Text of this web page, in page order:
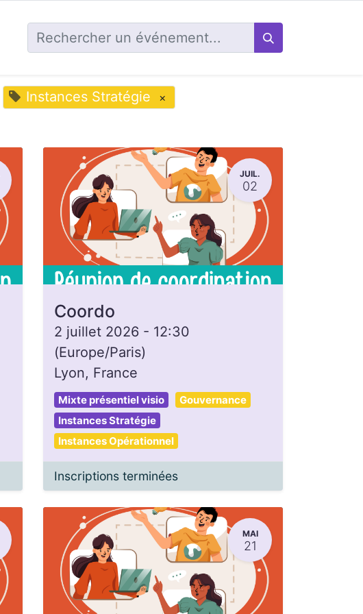
Instances Stratégie ×
JUIL.
02
Coordo
2 juillet 2026 - 12:30
(Europe/Paris)
Lyon, France
Mixte présentiel visio
Gouvernance
Instances Stratégie
Instances Opérationnel
Inscriptions terminées
MAI
21